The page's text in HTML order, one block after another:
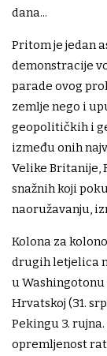
dana...
Pritom je jedan
demonstracije
parade ovog
zemlje nego i
geopolitičkih i
između onih
Velike Britanije,
snažnih koji
naoružavanju,
Kolona za
drugih letjelica
u Washingotonu
Hrvatskoj (31.
Pekingu 3.
opremljenost